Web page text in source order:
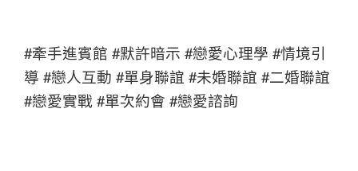
#牽手進賓館 #默許暗示 #戀愛心理學 #情境引
導 #戀人互動 #單身聯誼 #未婚聯誼 #二婚聯誼
#戀愛實戰 #單次約會 #戀愛諮詢